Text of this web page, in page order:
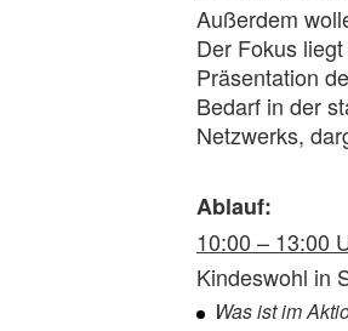
Außerdem
Der Fokus
Präsentation
Bedarf in der
Netzwerks,
Ablauf:
10:00 – 13:00
Kindeswohl in
Was ist im